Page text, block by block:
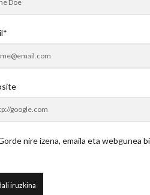
nire izena, emaila eta webgunea